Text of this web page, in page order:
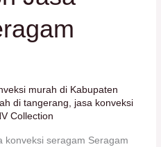
murah di Kabupaten
di tangerang
jasa konveksi
Collection
konveksi seragam Seragam